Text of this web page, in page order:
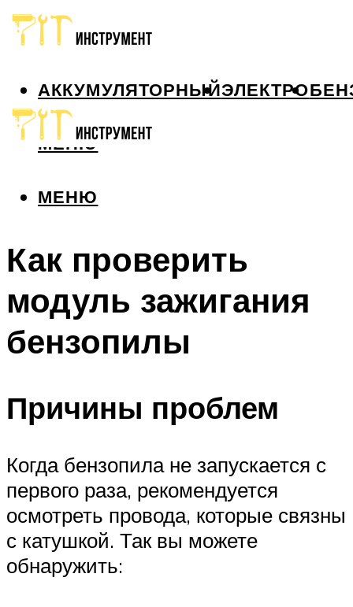
АККУМУЛЯТОРНЫЙЭЛЕКТРО
МЕНЮ
МЕНЮ
Как проверить
модуль зажигания
бензопилы
Причины проблем
Когда бензопила не запускается с
первого раза, рекомендуется
осмотреть провода, которые связны
с катушкой. Так вы можете
обнаружить: